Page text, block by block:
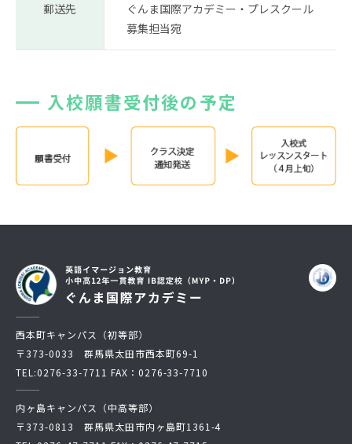
郵送先
ぐんま国際アカデミー・プレスクール
募集担当宛
入校願書受付後の予定
西本町キャンパス（初等部）
〒373-0033 群馬県太田市西本町69-1
TEL:0276-33-7711 FAX：0276-33-7710
内ヶ島キャンパス（中高等部）
〒373-0813 群馬県太田市内ヶ島町1361-4